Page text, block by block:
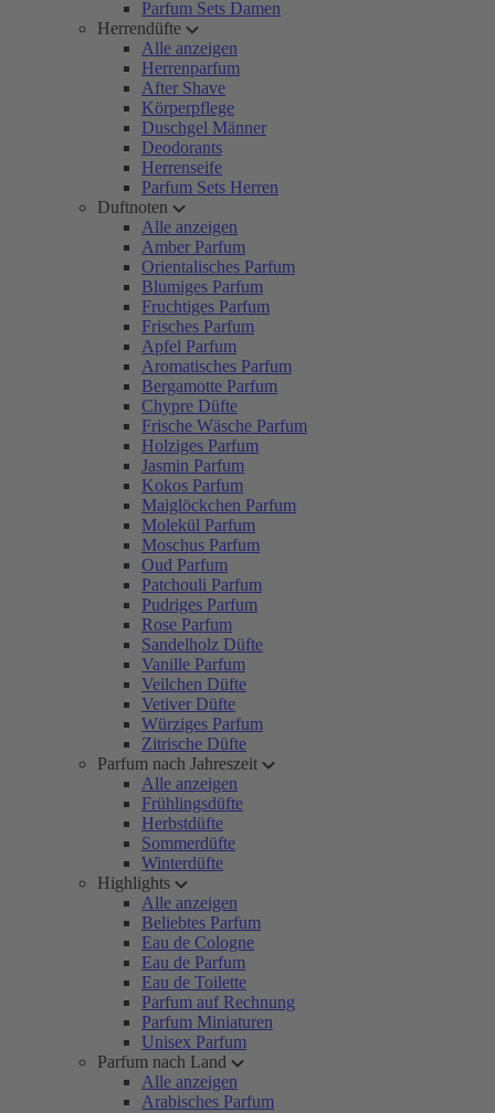
Parfum Sets Damen
Herrendüfte
Alle anzeigen
Herrenparfum
After Shave
Körperpflege
Duschgel Männer
Deodorants
Herrenseife
Parfum Sets Herren
Duftnoten
Alle anzeigen
Amber Parfum
Orientalisches Parfum
Blumiges Parfum
Fruchtiges Parfum
Frisches Parfum
Apfel Parfum
Aromatisches Parfum
Bergamotte Parfum
Chypre Düfte
Frische Wäsche Parfum
Holziges Parfum
Jasmin Parfum
Kokos Parfum
Maiglöckchen Parfum
Molekül Parfum
Moschus Parfum
Oud Parfum
Patchouli Parfum
Pudriges Parfum
Rose Parfum
Sandelholz Düfte
Vanille Parfum
Veilchen Düfte
Vetiver Düfte
Würziges Parfum
Zitrische Düfte
Parfum nach Jahreszeit
Alle anzeigen
Frühlingsdüfte
Herbstdüfte
Sommerdüfte
Winterdüfte
Highlights
Alle anzeigen
Beliebtes Parfum
Eau de Cologne
Eau de Parfum
Eau de Toilette
Parfum auf Rechnung
Parfum Miniaturen
Unisex Parfum
Parfum nach Land
Alle anzeigen
Arabisches Parfum